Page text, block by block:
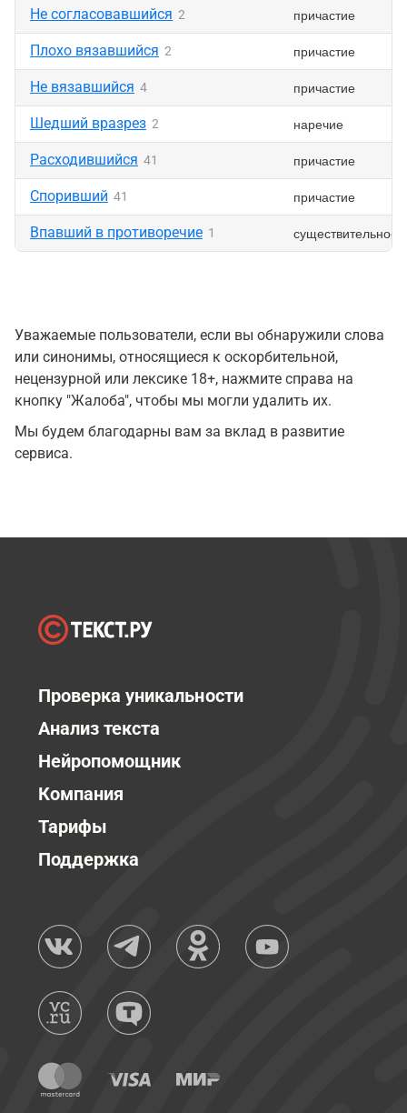
Не согласовавшийся 2 причастие
Плохо вязавшийся 2 причастие
Не вязавшийся 4 причастие
Шедший вразрез 2 наречие
Расходившийся 41 причастие
Споривший 41 причастие
Впавший в противоречие 1 существительное
Уважаемые пользователи, если вы обнаружили слова
или синонимы, относящиеся к оскорбительной,
нецензурной или лексике 18+, нажмите справа на
кнопку "Жалоба", чтобы мы могли удалить их.
Мы будем благодарны вам за вклад в развитие
сервиса.
Проверка уникальности
Анализ текста
Нейропомощник
Компания
Тарифы
Поддержка